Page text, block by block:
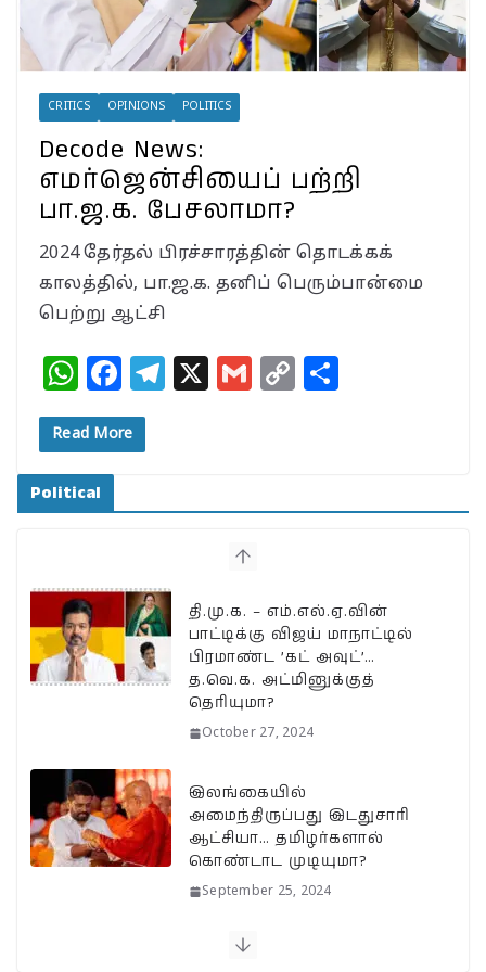
CRITICS OPINIONS POLITICS
Decode News:
எமர்ஜென்சியைப் பற்றி
பா.ஜ.க. பேசலாமா?
2024 தேர்தல் பிரச்சாரத்தின் தொடக்கக்
காலத்தில், பா.ஜ.க. தனிப் பெரும்பான்மை
பெற்று ஆட்சி
W
h
at
s
A
p
F
a
c
b
o
k
T
ra
X
G
C
Li e
Read More
Political
தி.மு.க. – எம்.எல்.ஏ.வின்
பாட்டிக்கு விஜய் மாநாட்டில்
பிரமாண்ட ’கட் அவுட்’…
த.வெ.க. அட்மினுக்குத்
தெரியுமா?
October 27, 2024
இலங்கையில்
அமைந்திருப்பது இடதுசாரி
ஆட்சியா… தமிழர்களால்
கொண்டாட முடியுமா?
September 25, 2024
பேரழிவின் வடுவாக வயநாடு: